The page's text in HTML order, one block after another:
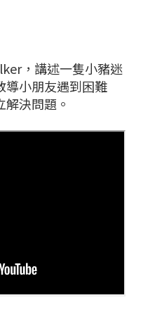
，講述一隻小豬迷
導小朋友遇到困難
決問題。